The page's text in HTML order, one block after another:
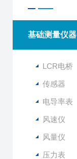
基础测量仪器
LCR电桥
传感器
电导率表
风速仪
风量仪
压力表